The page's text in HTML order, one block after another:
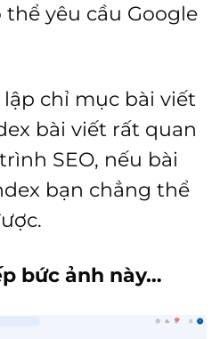
yêu cầu Google
chỉ mục bài viết
bài viết rất quan
SEO, nếu bài
bạn chẳng thể
bức ảnh này…